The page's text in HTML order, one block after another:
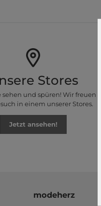
Stores
und spüren! Wir freuen
in einem unserer Stores.
Jetzt ansehen!
modeherz